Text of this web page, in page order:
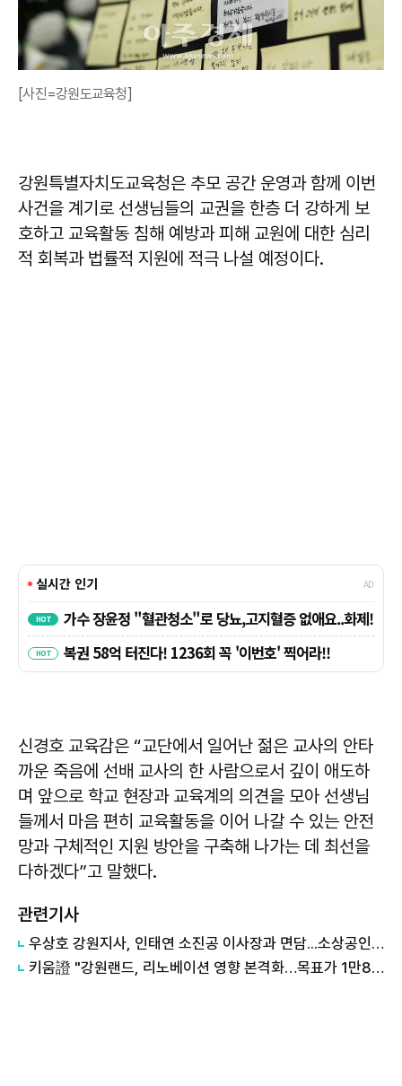
[사진=강원도교육청]
강원특별자치도교육청은 추모 공간 운영과 함께 이번
사건을 계기로 선생님들의 교권을 한층 더 강하게 보
호하고 교육활동 침해 예방과 피해 교원에 대한 심리
적 회복과 법률적 지원에 적극 나설 예정이다.
신경호 교육감은 “교단에서 일어난 젊은 교사의 안타
까운 죽음에 선배 교사의 한 사람으로서 깊이 애도하
며 앞으로 학교 현장과 교육계의 의견을 모아 선생님
들께서 마음 편히 교육활동을 이어 나갈 수 있는 안전
망과 구체적인 지원 방안을 구축해 나가는 데 최선을
다하겠다”고 말했다.
관련기사
우상호 강원지사, 인태연 소진공 이사장과 면담...소상공인·전통시장 지원 협력체계 구축
키움證 "강원랜드, 리노베이션 영향 본격화…목표가 1만8000원 하향"